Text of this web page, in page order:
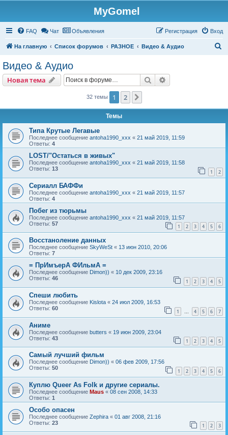
MyGomel
FAQ Чат Объявления Вход
Регистрация
На главную Список форумов РАЗНОЕ Видео & Аудио
Видео & Аудио
Новая тема
Новаятема Поиск
32 темы 1 2
Темы
Типа Крутые Легавые
Последнее сообщение antoha1990_xxx « 21 май 2019, 11:59
Ответы: 4
LOST/"Остаться в живых"
Последнее сообщение antoha1990_xxx « 21 май 2019, 11:58
Ответы: 13 1 2
Сериалл БАФФи
Последнее сообщение antoha1990_xxx « 21 май 2019, 11:57
Ответы: 4
Побег из тюрьмы
Последнее сообщение antoha1990_xxx « 21 май 2019, 11:57
Ответы: 57 1 2 3 4 5 6
Восстаноление данных
Последнее сообщение SkyWeSt « 13 июн 2010, 20:06
Ответы: 7
= ПрИмъерА ФИльмА =
Последнее сообщение Dimon)) « 10 дек 2009, 23:16
Ответы: 46 1 2 3 4 5
Спеши любить
Последнее сообщение Kislota « 24 июл 2009, 16:53
Ответы: 60 1 … 4 5 6 7
Аниме
Последнее сообщение butters « 19 июн 2009, 23:04
Ответы: 43 1 2 3 4 5
Самый лучший фильм
Последнее сообщение Dimon)) « 06 фев 2009, 17:56
Ответы: 50 1 2 3 4 5 6
Куплю Queer As Folk и другие сериалы.
Последнее сообщение Maus « 08 сен 2008, 14:33
Ответы: 1
Особо опасен
Последнее сообщение Zephira « 01 авг 2008, 21:16
Ответы: 23 1 2 3